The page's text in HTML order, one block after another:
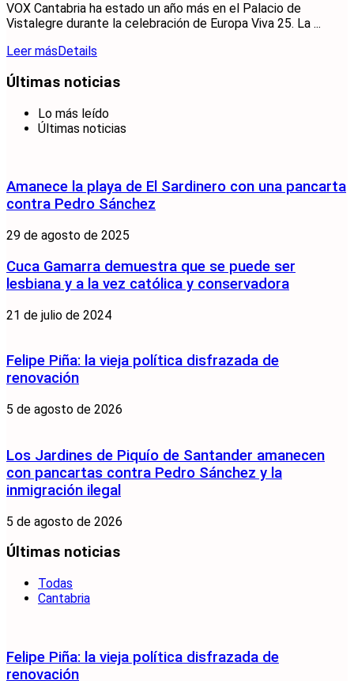
VOX Cantabria ha estado un año más en el Palacio de
Vistalegre durante la celebración de Europa Viva 25. La ...
Leer más Details
Últimas noticias
Lo más leído
Últimas noticias
Amanece la playa de El Sardinero con una pancarta
contra Pedro Sánchez
29 de agosto de 2025
Cuca Gamarra demuestra que se puede ser
lesbiana y a la vez católica y conservadora
21 de julio de 2024
Felipe Piña: la vieja política disfrazada de
renovación
5 de agosto de 2026
Los Jardines de Piquío de Santander amanecen
con pancartas contra Pedro Sánchez y la
inmigración ilegal
5 de agosto de 2026
Últimas noticias
Todas
Cantabria
Felipe Piña: la vieja política disfrazada de
renovación